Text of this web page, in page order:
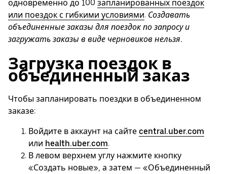
одновременно до 100 запланированных поездок
или поездок с гибкими условиями. Создавать
объединенные заказы для поездок по запросу и
загружать заказы в виде черновиков нельзя.
Загрузка поездок в
объединенный заказ
Чтобы запланировать поездки в объединенном
заказе:
Войдите в аккаунт на сайте central.uber.com
или health.uber.com.
В левом верхнем углу нажмите кнопку
«Создать новые», а затем — «Объединенный